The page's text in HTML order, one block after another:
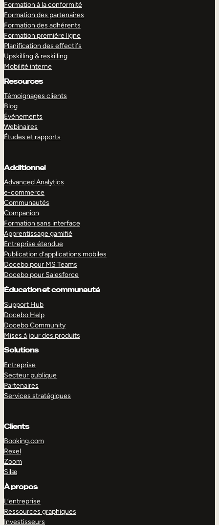
Formation à la conformité
Formation des partenaires
Formation des adhérents
Formation première ligne
Planification des effectifs
Upskilling & reskilling
Mobilité interne
Resources
Témoignages clients
Blog
Événements
Webinaires
Études et rapports
Additionnel
Advanced Analytics
e-commerce
Communautés
Companion
Formation sans interface
Apprentissage gamifié
Entreprise étendue
Publication d’applications mobiles
Docebo pour MS Teams
Docebo pour Salesforce
Éducation et communauté
Support Hub
Docebo Help
Docebo Community
Mises à jour des produits
Solutions
Entreprise
Secteur publique
Partenaires
Services stratégiques
Clients
Booking.com
Rexel
Zoom
Silæ
À propos
L’entreprise
Ressources graphiques
Investisseurs